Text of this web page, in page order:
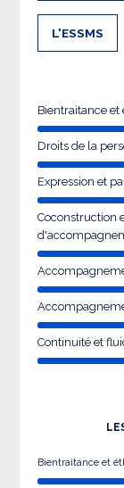
L'ESSMS
Bientraitance et
Droits de la
Expression et
Coconstruction
Continuité et
Bientraitance et